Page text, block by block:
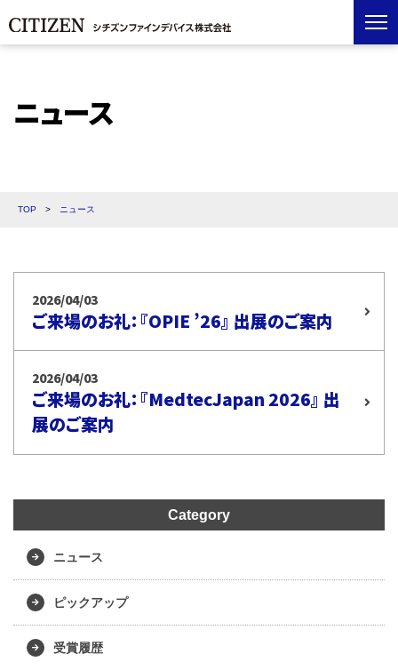
ニュース
TOP > ニュース
2026/04/03
ご来場のお礼：『OPIE ’26』 出展のご案内
2026/04/03
ご来場のお礼：『MedtecJapan 2026』 出
展のご案内
Category
ニュース
ピックアップ
受賞履歴